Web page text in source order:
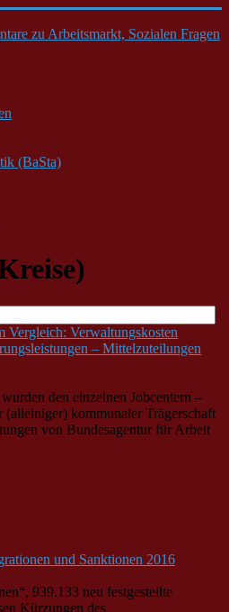
zu Arbeitsmarkt, Sozialen Fragen
(BaSta)
Vergleich: Verwaltungskosten
– Mittelzuteilungen
den einzelnen Jobcentern –
(alleiniger) kommunaler Trägerschaft
von Bundesagentur für Arbeit
und Sanktionen 2016
939.133 neu festgestellte
Kürzungen des